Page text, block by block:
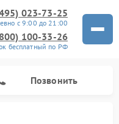
023-73-25
с 9:00 до 21:00
100-33-26
бесплатный по РФ
Позвонить